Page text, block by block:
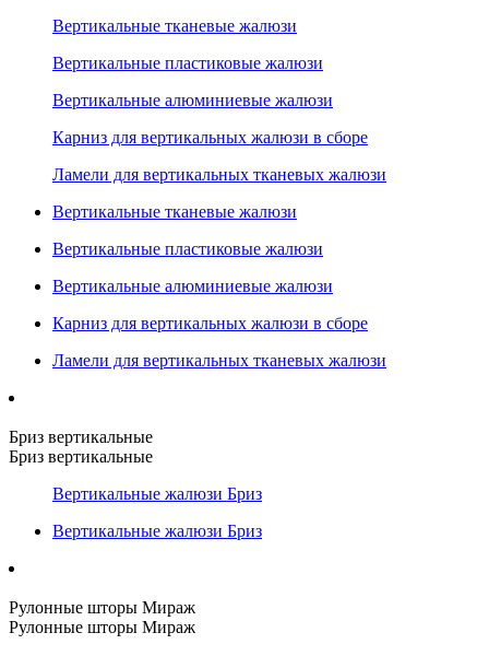
Вертикальные тканевые жалюзи
Вертикальные пластиковые жалюзи
Вертикальные алюминиевые жалюзи
Карниз для вертикальных жалюзи в сборе
Ламели для вертикальных тканевых жалюзи
Вертикальные тканевые жалюзи
Вертикальные пластиковые жалюзи
Вертикальные алюминиевые жалюзи
Карниз для вертикальных жалюзи в сборе
Ламели для вертикальных тканевых жалюзи
Бриз вертикальные
Бриз вертикальные
Вертикальные жалюзи Бриз
Вертикальные жалюзи Бриз
Рулонные шторы Мираж
Рулонные шторы Мираж